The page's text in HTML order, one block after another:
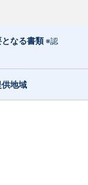
なる書類※認
地域